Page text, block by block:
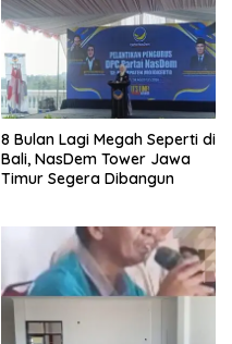
8 Bulan Lagi Megah Seperti di
Bali, NasDem Tower Jawa
Timur Segera Dibangun